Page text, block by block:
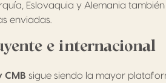
Eslovaquia y Alemania
enviadas.
e internacional
CMB sigue siendo la mayor